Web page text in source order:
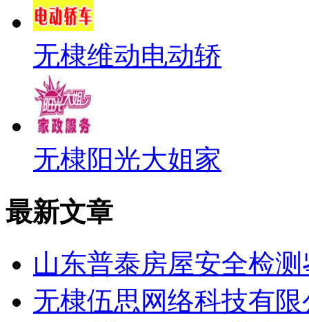
无棣维动电动轿
无棣阳光大姐家
最新文章
山东普泰房屋安全检
无棣伍思网络科技有